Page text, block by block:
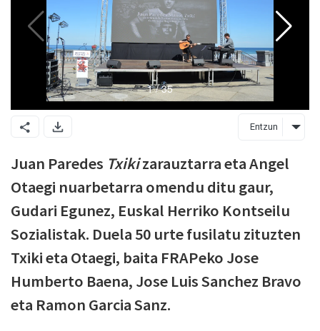
Entzun
Juan Paredes Txikizarauztarra eta Angel
Otaegi nuarbetarra omendu ditu gaur,
Gudari Egunez, Euskal Herriko Kontseilu
Sozialistak. Duela 50 urte fusilatu zituzten
Txiki eta Otaegi, baita FRAPeko Jose
Humberto Baena, Jose Luis Sanchez Bravo
eta Ramon Garcia Sanz.